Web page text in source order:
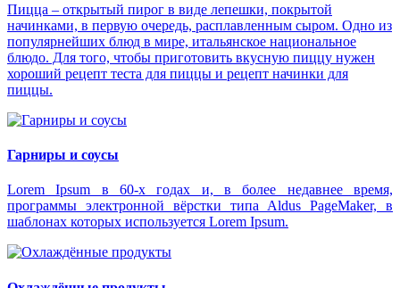
Пицца – открытый пирог в виде лепешки, покрытой
начинками, в первую очередь, расплавленным сыром. Одно из
популярнейших блюд в мире, итальянское национальное
блюдо. Для того, чтобы приготовить вкусную пиццу нужен
хороший рецепт теста для пиццы и рецепт начинки для
пиццы.
Гарниры и соусы
Lorem Ipsum в 60-х годах и, в более недавнее время,
программы электронной вёрстки типа Aldus PageMaker, в
шаблонах которых используется Lorem Ipsum.